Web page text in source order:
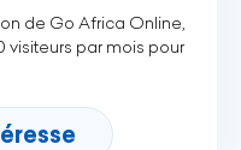
de Go Africa Online,
par mois pour